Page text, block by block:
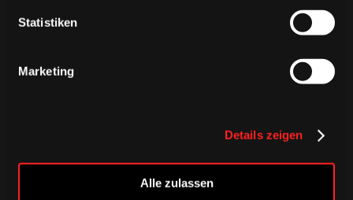
Statistiken
Marketing
Details zeigen
Alle zulassen